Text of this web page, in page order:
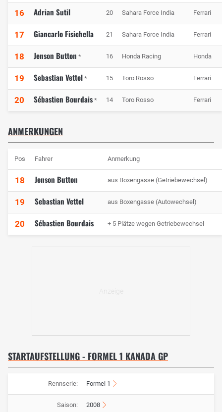
16 Adrian Sutil 20 Sahara Force India Ferrari
17 Giancarlo Fisichella 21 Sahara Force India Ferrari
18 Jenson Button * 16 Honda Racing Honda
19 Sebastian Vettel * 15 Toro Rosso Ferrari
20 Sébastien Bourdais * 14 Toro Rosso Ferrari
ANMERKUNGEN
Pos Fahrer Anmerkung
18 Jenson Button aus Boxengasse (Getriebewechsel)
19 Sebastian Vettel aus Boxengasse (Autowechsel)
20 Sébastien Bourdais + 5 Plätze wegen Getriebewechsel
STARTAUFSTELLUNG - FORMEL 1 KANADA GP
Rennserie: Formel 1
Saison: 2008